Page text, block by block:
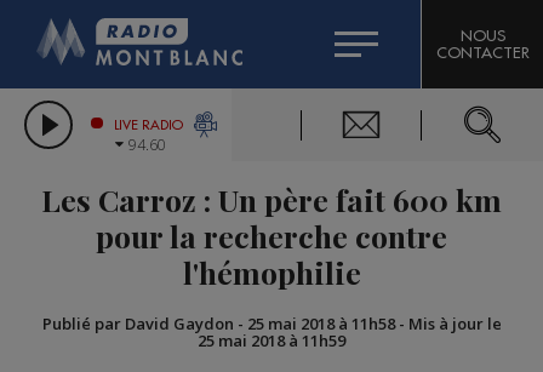
LES CHRONIQUES DE L'EXPERT
CITIZEN MACHINERY
GRAND MASSIF DOMAINES SKIABLES
BIGARD
COMPAGNIE DU MONT-BLANC
NOUS
CONTACTER
LIVE RADIO
94.60
Les Carroz : Un père fait 600 km
pour la recherche contre
l'hémophilie
Publié par David Gaydon - 25 mai 2018 à 11h58- Mis à jour le
25 mai 2018 à 11h59